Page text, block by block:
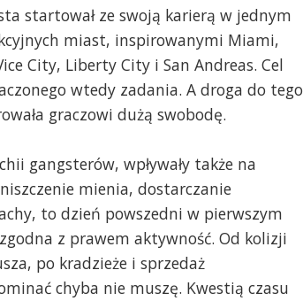
startował ze swoją karierą w jednym
miast, inspirowanymi Miami,
City, Liberty City i San Andreas. Cel
wtedy zadania. A droga do tego
graczowi dużą swobodę.
gangsterów, wpływały także na
mienia, dostarczanie
to dzień powszedni w pierwszym
z prawem aktywność. Od kolizji
po kradzieże i sprzedaż
chyba nie muszę. Kwestią czasu